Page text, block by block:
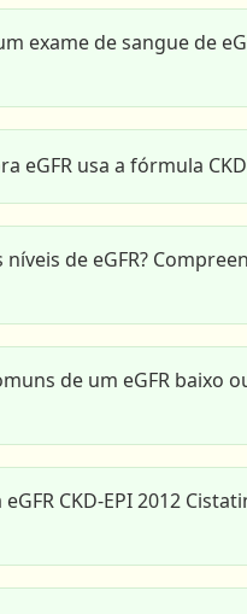
exame de sangue de
eGFR usa a fórmula
de eGFR?
de um eGFR baixo
CKD-EPI 2012